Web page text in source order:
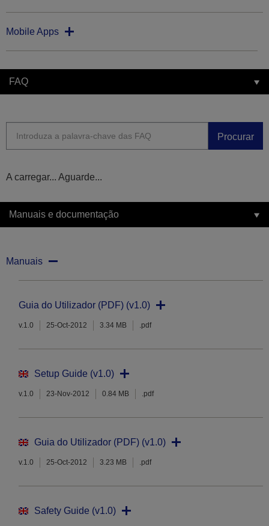
Mobile Apps
FAQ
Procurar
A carregar... Aguarde...
Manuais e documentação
Manuais
Guia do Utilizador (PDF) (v1.0)
v.1.0 25-Oct-2012 3.34 MB .pdf
Setup Guide (v1.0)
v.1.0 23-Nov-2012 0.84 MB .pdf
Guia do Utilizador (PDF) (v1.0)
v.1.0 25-Oct-2012 3.23 MB .pdf
Safety Guide (v1.0)